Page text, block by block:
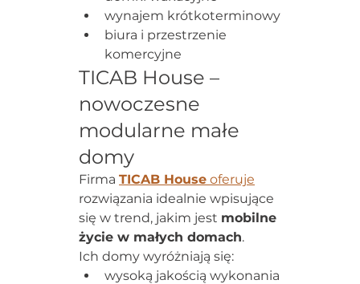
wynajem krótkoterminowy
biura i przestrzenie
komercyjne
TICAB House –
nowoczesne
modularne małe
domy
Firma TICAB House oferuje
rozwiązania idealnie wpisujące
się w trend, jakim jest mobilne
życie w małych domach.
Ich domy wyróżniają się:
wysoką jakością wykonania